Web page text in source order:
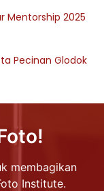
Mentorship 2025
Pecinan Glodok
membagikan
Institute.